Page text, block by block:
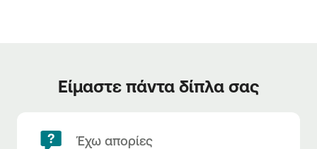
Είμαστε πάντα δίπλα σας
Έχω απορίες